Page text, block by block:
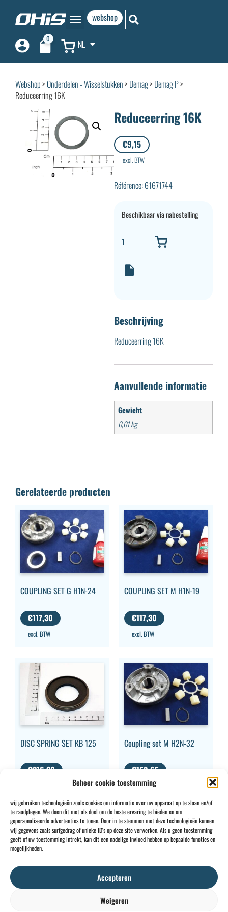
Beheer cookie toestemming
wij gebruiken technologieën zoals cookies om informatie over uw apparaat op te slaan en/of
te raadplegen. We doen dit met als doel om de beste ervaring te bieden en om
gepersonaliseerde advertenties te tonen. Door in te stemmen met deze technologieën kunnen
wij gegevens zoals surfgedrag of unieke ID's op deze site verwerken. Als u geen toestemming
geeft of uw toestemming intrekt, kan dit een nadelige invloed hebben op bepaalde functies en
mogelijkheden.
Accepteren
Weigeren
webshop
0 NL
Webshop>Onderdelen - Wisselstukken> Demag> Demag P>
Reduceerring 16K
Reduceerring 16K
€9,15
excl. BTW
Référence: 61671744
Beschikbaar via nabestelling
Beschrijving
Reduceerring 16K
Aanvullende informatie
Gewicht
0,01 kg
Gerelateerde producten
COUPLING SET G H1N-24
€117,30
excl. BTW
COUPLING SET M H1N-19
€117,30
excl. BTW
DISC SPRING SET KB 125
€216,30
Coupling set M H2N-32
€159,65
excl. BTW
CONTACT
+32 2 897 34Rue des
INFO
Algemene
BE0734